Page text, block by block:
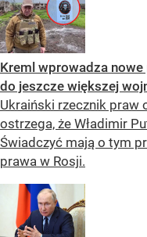
Kreml wprowadza
do jeszcze większej
Ukraiński rzecznik praw
ostrzega, że Władimir
Świadczyć mają o tym
prawa w Rosji.